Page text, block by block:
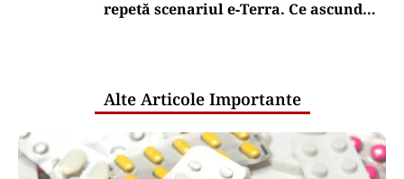
fotbalistului cumpărat de la Dinamo:
nu al țărilor
Puterea Financiara
Canicula pune presiune pe economia